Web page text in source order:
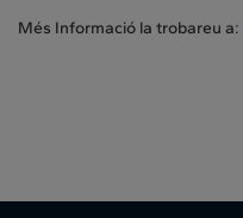
Més Informació la trobareu a: